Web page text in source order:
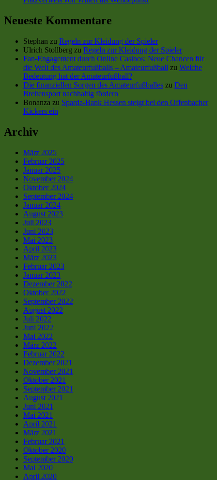
Neueste Kommentare
Stephan zu Regeln zur Kleidung der Spieler
Ulrich Stollberg zu Regeln zur Kleidung der Spieler
Fan-Engagement durch Online Casinos: Neue Chancen für
die Welt des Amateurfußballs – Amateurfußball zu Welche
Bedeutung hat der Amateurfußball?
Die finanziellen Sorgen des Amateurfußballes zu Den
Breitensport nachhaltig fördern
Bonanza zu Sparda-Bank Hessen steigt bei den Offenbacher
Kickers ein
Archiv
März 2025
Februar 2025
Januar 2025
November 2024
Oktober 2024
September 2024
Januar 2024
August 2023
Juli 2023
Juni 2023
Mai 2023
April 2023
März 2023
Februar 2023
Januar 2023
Dezember 2022
Oktober 2022
September 2022
August 2022
Juli 2022
Juni 2022
Mai 2022
März 2022
Februar 2022
Dezember 2021
November 2021
Oktober 2021
September 2021
August 2021
Juni 2021
Mai 2021
April 2021
März 2021
Februar 2021
Oktober 2020
September 2020
Mai 2020
April 2020